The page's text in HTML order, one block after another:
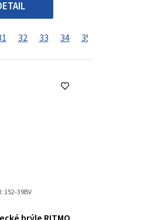
32 33 34 35
152-39BV